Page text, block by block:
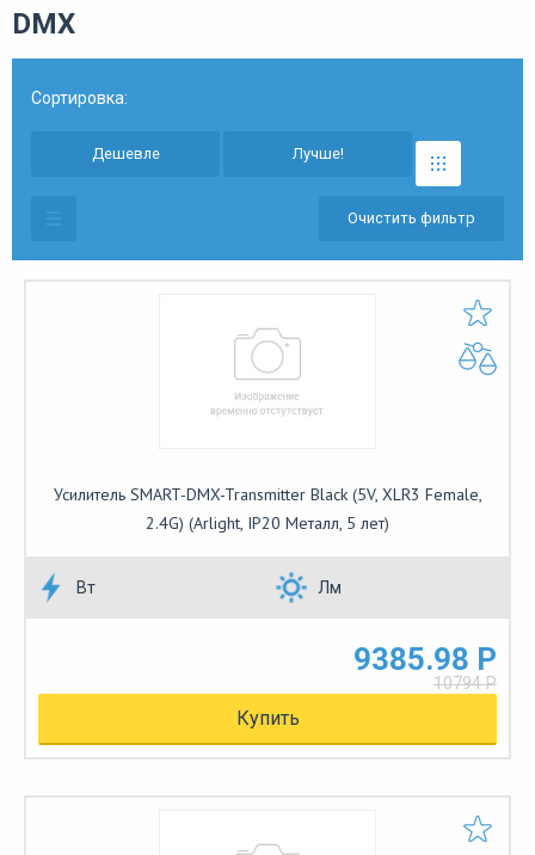
DMX
Сортировка:
Дешевле Лучше!
Очистить фильтр
Усилитель SMART-DMX-Transmitter Black (5V, XLR3 Female,
2.4G) (Arlight, IP20 Металл, 5 лет)
Вт Лм
9385.98 Р
10794 Р
Купить